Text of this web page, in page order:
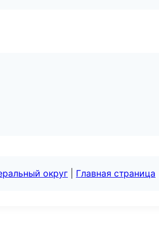
округ Главная страница